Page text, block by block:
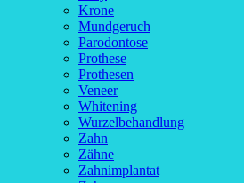
Krone
Mundgeruch
Parodontose
Prothese
Prothesen
Veneer
Whitening
Wurzelbehandlung
Zahn
Zähne
Zahnimplantat